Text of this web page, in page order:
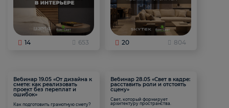
14 653 20 804
Вебинар 19.05 «От дизайна к
смете: как реализовать
проект без переплат и
ошибок»
Как подготовить грамотную смету?
Вебинар 28.05 «Свет в кадре:
расставить роли и отстоять
сцену»
Свет, который формирует
архитектуру пространства.